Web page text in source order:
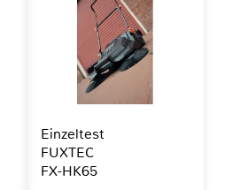
Einzeltest
FUXTEC
FX-HK65